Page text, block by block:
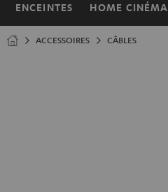
ENCEINTES HOME CINÉMA
Page
ACCESSOIRES CÂBLES